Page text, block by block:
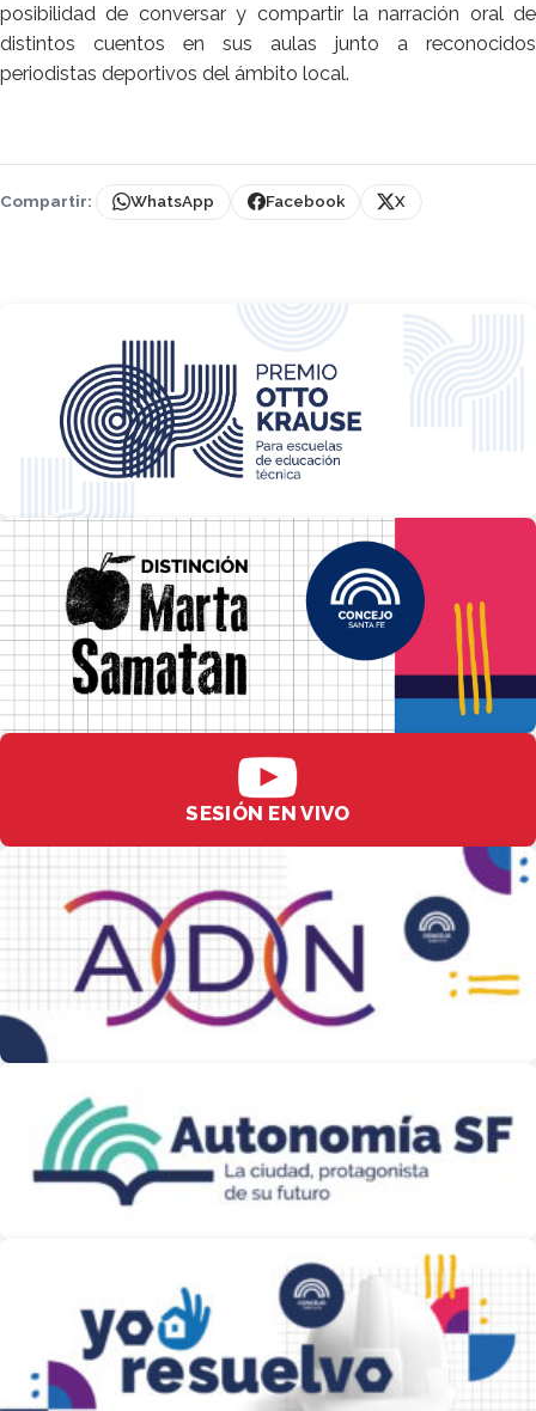
posibilidad de conversar y compartir la narración oral de
distintos cuentos en sus aulas junto a reconocidos
periodistas deportivos del ámbito local.
Compartir: WhatsApp Facebook X
SESIÓN EN VIVO